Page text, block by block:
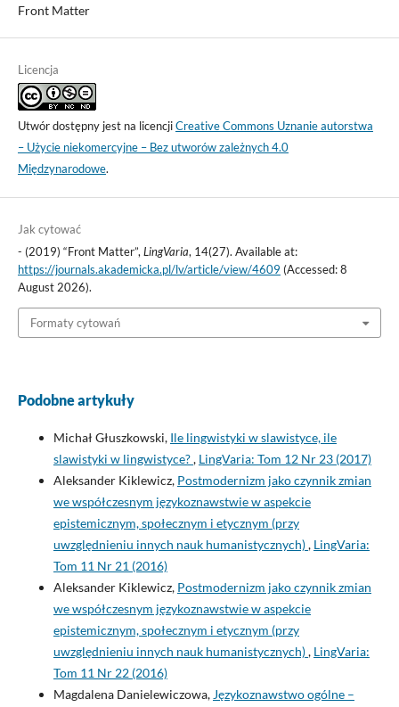
Front Matter
Licencja
Utwór dostępny jest na licencjiCreative Commons Uznanie autorstwa
– Użycie niekomercyjne – Bez utworów zależnych 4.0
Międzynarodowe.
Jak cytować
- (2019) “Front Matter”, LingVaria, 14(27). Available at:
https://journals.akademicka.pl/lv/article/view/4609 (Accessed: 8
August 2026).
Formaty cytowań
Podobne artykuły
Michał Głuszkowski, Ile lingwistyki w slawistyce, ile
slawistyki w lingwistyce?, LingVaria: Tom 12 Nr 23 (2017)
Aleksander Kiklewicz, Postmodernizm jako czynnik zmian
we współczesnym językoznawstwie w aspekcie
epistemicznym, społecznym i etycznym (przy
uwzględnieniu innych nauk humanistycznych), LingVaria:
Tom 11 Nr 21 (2016)
Aleksander Kiklewicz, Postmodernizm jako czynnik zmian
we współczesnym językoznawstwie w aspekcie
epistemicznym, społecznym i etycznym (przy
uwzględnieniu innych nauk humanistycznych), LingVaria:
Tom 11 Nr 22 (2016)
Magdalena Danielewiczowa, Językoznawstwo ogólne –